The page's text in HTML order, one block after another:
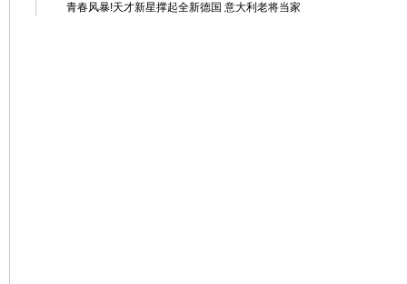
青春风暴!天才新星撑起全新德国 意大利老将当家